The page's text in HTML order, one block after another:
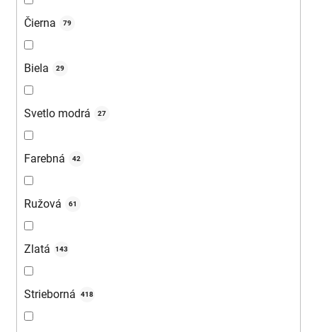
Čierna 79
Biela 29
Svetlo modrá 27
Farebná 42
Ružová 61
Zlatá 143
Strieborná 418